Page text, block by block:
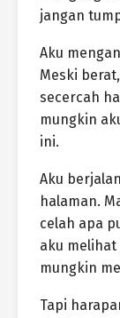
jangan
Aku
Meski
secercah
mungkin
ini.
Aku
halaman.
celah apa
aku
mungkin
Tapi